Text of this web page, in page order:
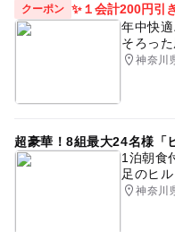
クーポン ✨１会計200円引
年中快
そろっ
神奈川
超豪華！8組最大24名様「
1泊朝食
足のヒ
神奈川